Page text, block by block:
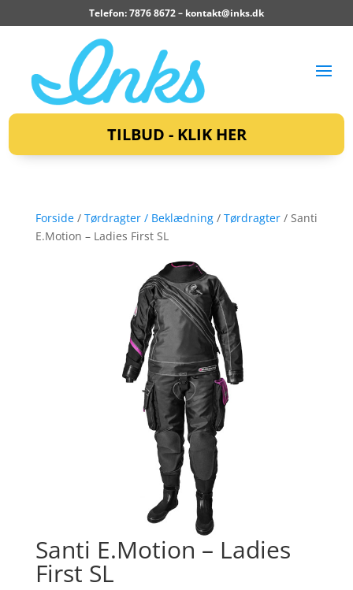
Telefon: 7876 8672 – kontakt@inks.dk
TILBUD - KLIK HER
Forside/ Tørdragter / Beklædning/ Tørdragter/ Santi
E.Motion – Ladies First SL
Santi E.Motion – Ladies
First SL